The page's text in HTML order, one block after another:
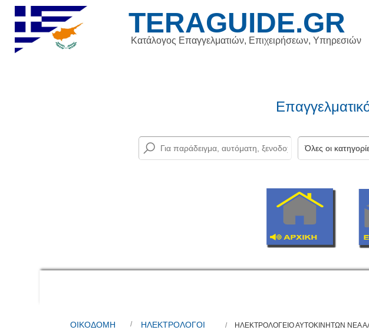
Κατάλογος Επαγγελματιών, Επιχειρήσεων, Υπηρεσιών
TERAGUIDE.GR
Επαγγελματικός
ΟΙΚΟΔΟΜΗ ΗΛΕΚΤΡΟΛΟΓΟΙ ΗΛΕΚΤΡΟΛΟΓΕΙΟ ΑΥΤΟΚΙΝΗΤΩΝ ΝΕΑ